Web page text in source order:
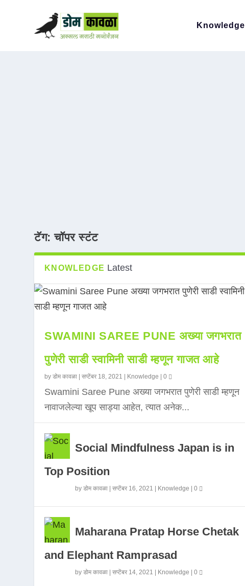
Knowledge
टॅग:चॉपर स्टंट
KNOWLEDGE Latest
SWAMINI SAREE PUNE अख्या जगभरात
पुणेरी साडी स्वामिनी साडी म्हणून गाजत आहे
byडोम कावळा |सप्टेंबर 18, 2021 Knowledge |0
Swamini Saree Pune अख्या जगभरात पुणेरी साडी म्हणून
नावाजलेल्या खूप साड्या आहेत, त्यात अनेक...
Social Mindfulness Japan is in
Top Position
byडोम कावळा |सप्टेंबर 16, 2021 Knowledge |0
Maharana Pratap Horse Chetak
and Elephant Ramprasad
byडोम कावळा |सप्टेंबर 14, 2021 Knowledge |0